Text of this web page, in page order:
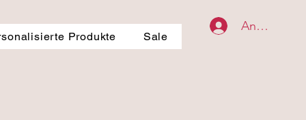
Produkte Sale
Anmelden